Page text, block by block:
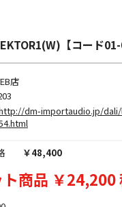
【コード01-
店
dm-importaudio.jp/dali/
￥48,400
商品 ￥24,200